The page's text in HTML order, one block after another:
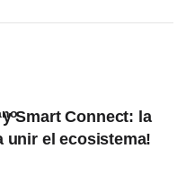
Smart Connect: la
unir el ecosistema!